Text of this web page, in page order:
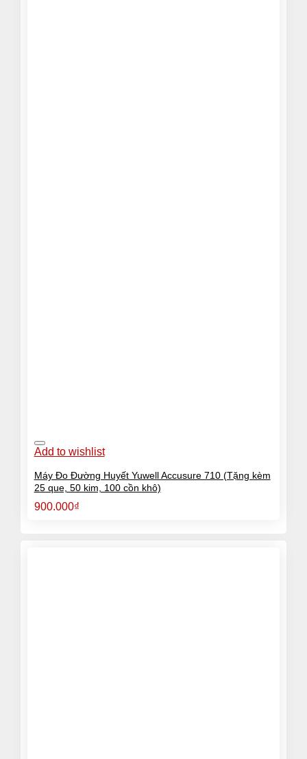
Add to wishlist
Máy Đo Đường Huyết Yuwell Accusure 710 (Tặng kèm
25 que, 50 kim, 100 cồn khô)
900.000₫